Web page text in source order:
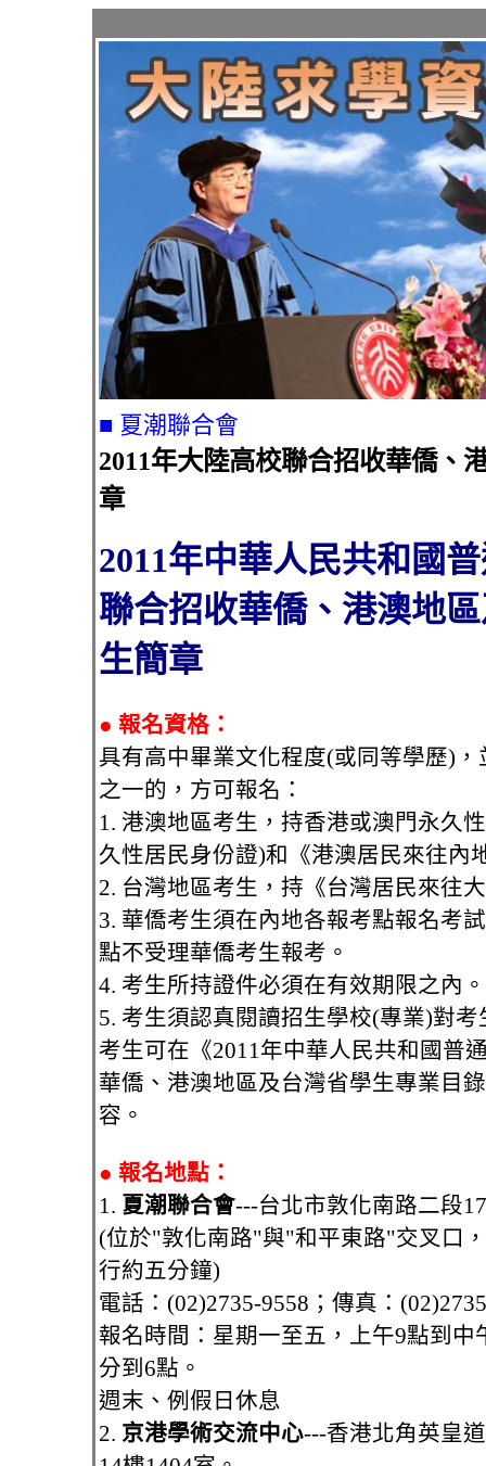
■ 夏潮聯合會
2011年大陸高校聯合招收華僑、
章
2011年中華人民共和國
聯合招收華僑、港澳地
生簡章
● 報名資格：
具有高中畢業文化程度(或同等學歷)
之一的，方可報名：
1. 港澳地區考生，持香港或澳門永久
久性居民身份證)和《港澳居民來往內
2. 台灣地區考生，持《台灣居民來往
3. 華僑考生須在內地各報考點報名考
點不受理華僑考生報考。
4. 考生所持證件必須在有效期限之內。
5. 考生須認真閱讀招生學校(專業)對
考生可在《2011年中華人民共和國普
華僑、港澳地區及台灣省學生專業目
容。
● 報名地點：
1. 夏潮聯合會---台北市敦化南路二段
(位於"敦化南路"與"和平東路"交叉口
行約五分鐘)
電話：(02)2735-9558；傳真：
報名時間：星期一至五，上午9點到中
分到6點。
週末、例假日休息
2. 京港學術交流中心---香港北角英皇